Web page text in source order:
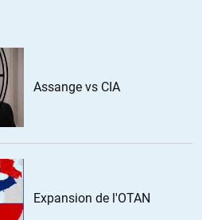
Assange vs CIA
Expansion de l'OTAN